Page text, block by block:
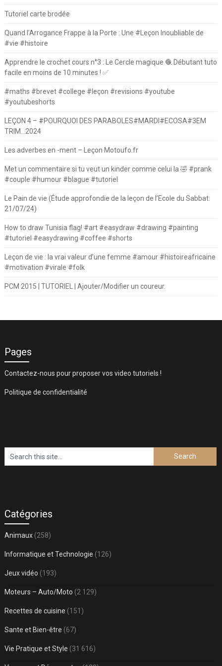
Tutoriel carte brodée
Quand l’Arrogance Frappe à la Porte : Une #Leçon Inoubliable de
#vie #histoire
Apprendre le crochet cours n°3 : Le Cercle magique 🧶 Débutant tuto
facile en moins de 10 minutes ! ✅
#maths #brevet #college #leçon #revisions #youtube
#youtubeshorts
LEÇON 4 – #POURQUOI DES PARABOLES#MARDI#ECOSA#3EM
TRIM…2024
Les adverbes en -ment – Leçon Motoufo.fr
Met un commentaire si tu veut un kinder comme celui la 🤣 #prank
#couple #humour #blague #tutoriel
Le Pain de vie (Étude approfondie de la leçon de l’Ecole du Sabbat:
21/07/24)
How to draw Tunisia flag! #art #easydraw #drawing #painting
#tutoriel #easydrawing #coffee #shorts
Leçon de vie : la vrai valeur d’une femme #amour #histoireafricaine
#motivation #virale #folk
PCM 2015 | TUTORIEL | Ajouter/Modifier un coureur.
Pages
Contactez-nous pour proposer vos video tutoriels !
Politique de confidentialité
Catégories
Animaux(258)
Informatique et Technologie (126)
Jeux vidéo (193)
Moteurs – Auto/Moto (2 129)
Recettes de cuisine (151)
Sante et Bien-être (67)
Vie Pratique et Style (31 616)